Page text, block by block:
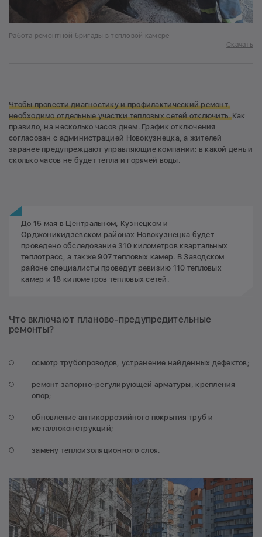
Работа ремонтной бригады в тепловой камере
Скачать
Чтобы провести диагностику и профилактический ремонт,
необходимо отдельные участки тепловых сетей отключить.Как
правило, на несколько часов днем. График отключения
согласован с администрацией Новокузнецка, а жителей
заранее предупреждают управляющие компании: в какой день и
сколько часов не будет тепла и горячей воды.
До 15 мая в Центральном, Кузнецком и
Орджоникидзевском районах Новокузнецка будет
проведено обследование 310 километров квартальных
теплотрасс, а также 907 тепловых камер. В Заводском
районе специалисты проведут ревизию 110 тепловых
камер и 18 километров тепловых сетей.
Что включают планово-предупредительные
ремонты?
осмотр трубопроводов, устранение найденных дефектов;
ремонт запорно-регулирующей арматуры, крепления
опор;
обновление антикоррозийного покрытия труб и
металлоконструкций;
замену теплоизоляционного слоя.